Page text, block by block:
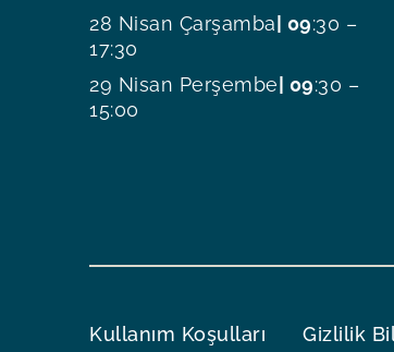
28 Nisan Çarşamba | 09:30 –
17:30
29 Nisan Perşembe | 09:30 –
15:00
Kullanım Koşulları Gizlilik